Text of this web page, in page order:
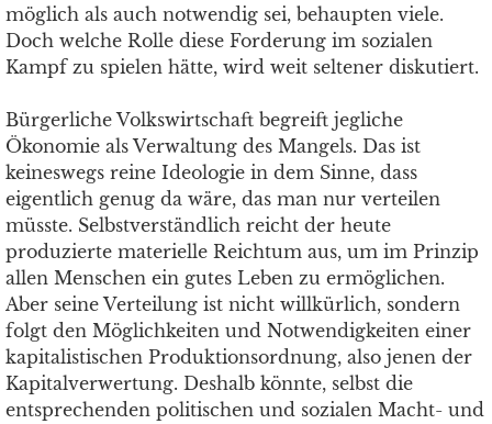
möglich als auch notwendig sei, behaupten viele.
Doch welche Rolle diese Forderung im sozialen
Kampf zu spielen hätte, wird weit seltener diskutiert.
Bürgerliche Volkswirtschaft begreift jegliche
Ökonomie als Verwaltung des Mangels. Das ist
keineswegs reine Ideologie in dem Sinne, dass
eigentlich genug da wäre, das man nur verteilen
müsste. Selbstverständlich reicht der heute
produzierte materielle Reichtum aus, um im Prinzip
allen Menschen ein gutes Leben zu ermöglichen.
Aber seine Verteilung ist nicht willkürlich, sondern
folgt den Möglichkeiten und Notwendigkeiten einer
kapitalistischen Produktionsordnung, also jenen der
Kapitalverwertung. Deshalb könnte, selbst die
entsprechenden politischen und sozialen Macht- und